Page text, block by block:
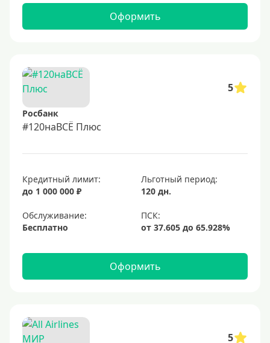
Оформить
5
Росбанк
#120наВСЁ Плюс
Кредитный лимит:
до 1 000 000 ₽
Льготный период:
120 дн.
Обслуживание:
Бесплатно
Оформить
5